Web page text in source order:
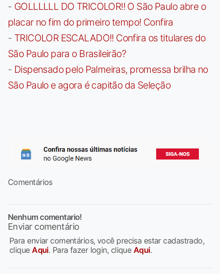
- GOLLLLLL DO TRICOLOR!! O São Paulo abre o
placar no fim do primeiro tempo! Confira
- TRICOLOR ESCALADO!! Confira os titulares do
São Paulo para o Brasileirão?
- Dispensado pelo Palmeiras, promessa brilha no
São Paulo e agora é capitão da Seleção
Comentários
Nenhum comentario!
Enviar comentário
Para enviar comentários, você precisa estar cadastrado,
cliqueAqui. Para fazer login, clique Aqui.